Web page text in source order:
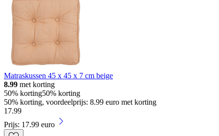
Matraskussen 45 x 45 x 7 cm beige
8.99 met korting
50% korting50% korting
50% korting, voordeelprijs: 8.99 euro met korting
17.99
Prijs: 17.99 euro